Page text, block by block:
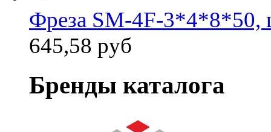
Фреза SM-4F-3*4*8*50,
645,58 руб
Бренды каталога